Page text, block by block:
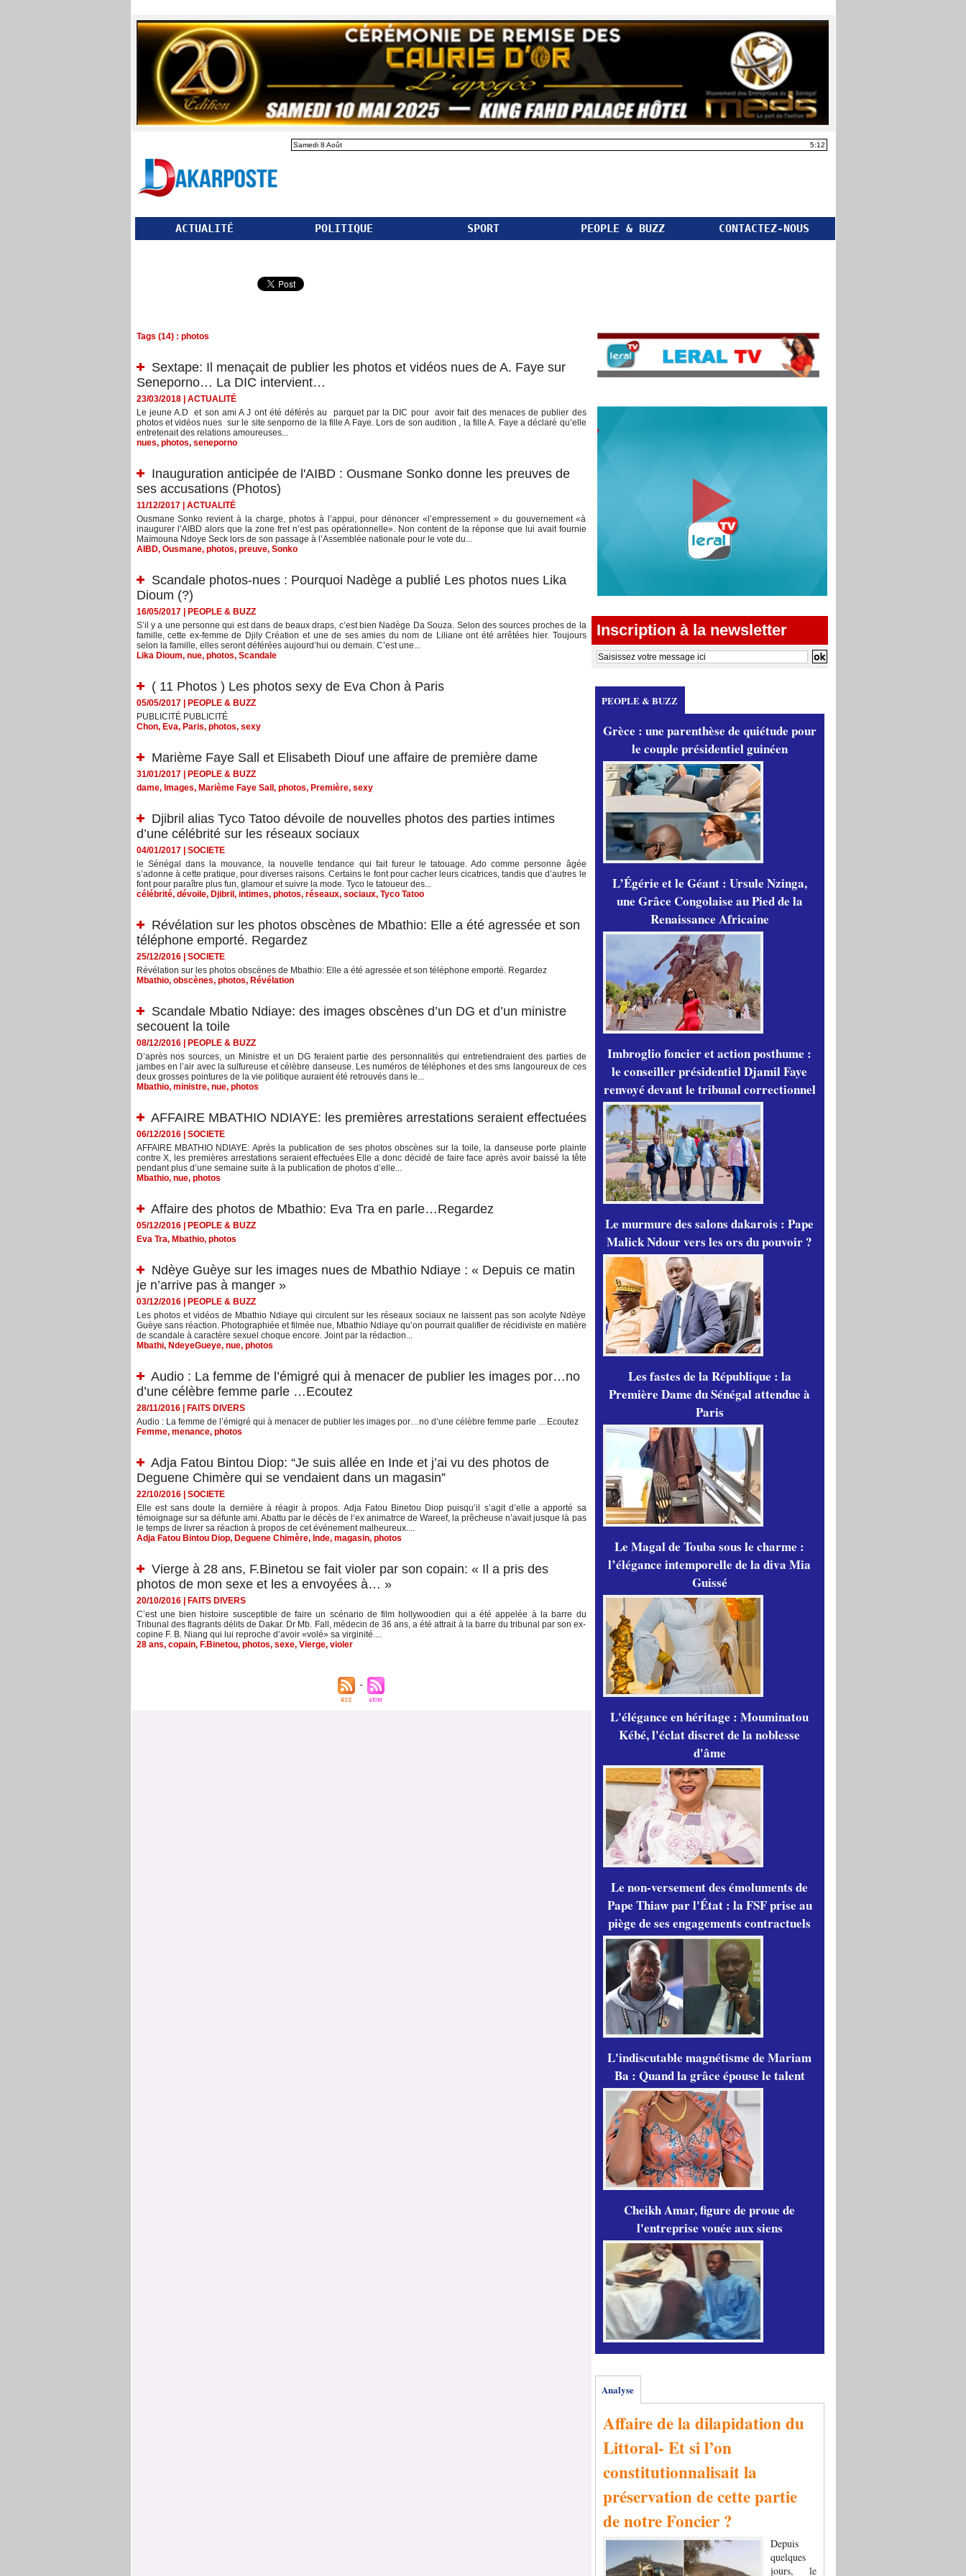
Samedi 8 Août 5:12
ACTUALITÉ POLITIQUE SPORT PEOPLE & BUZZ CONTACTEZ-NOUS
Tags (14) : photos
Sextape: Il menaçait de publier les photos et vidéos nues de A. Faye sur
Seneporno… La DIC intervient…
23/03/2018| ACTUALITÉ
Le jeune A.D et son ami A J ont été déférés au parquet par la DIC pour avoir fait des menaces de publier des
photos et vidéos nues sur le site senporno de la fille A Faye. Lors de son audition , la fille A. Faye a déclaré qu’elle
entretenait des relations amoureuses...
nues, photos, seneporno
Inauguration anticipée de l'AIBD : Ousmane Sonko donne les preuves de
ses accusations (Photos)
11/12/2017| ACTUALITÉ
Ousmane Sonko revient à la charge, photos à l’appui, pour dénoncer «l’empressement » du gouvernement «à
inaugurer l’AIBD alors que la zone fret n’est pas opérationnelle». Non content de la réponse que lui avait fournie
Maïmouna Ndoye Seck lors de son passage à l’Assemblée nationale pour le vote du...
AIBD, Ousmane, photos, preuve, Sonko
Scandale photos-nues : Pourquoi Nadège a publié Les photos nues Lika
Dioum (?)
16/05/2017|
PEOPLE & BUZZ
S’il y a une personne qui est dans de beaux draps, c’est bien Nadège Da Souza. Selon des sources proches de la
famille, cette ex-femme de Djily Création et une de ses amies du nom de Liliane ont été arrêtées hier. Toujours
selon la famille, elles seront déférées aujourd’hui ou demain. C’est une...
Lika Dioum, nue, photos, Scandale
( 11 Photos ) Les photos sexy de Eva Chon à Paris
05/05/2017|
PEOPLE & BUZZ
PUBLICITÉ PUBLICITÉ
Chon, Eva, Paris, photos, sexy
Marième Faye Sall et Elisabeth Diouf une affaire de première dame
31/01/2017|
PEOPLE & BUZZ
dame, Images, Marième Faye Sall , photos, Première, sexy
Djibril alias Tyco Tatoo dévoile de nouvelles photos des parties intimes
d’une célébrité sur les réseaux sociaux
04/01/2017| SOCIETE
le Sénégal dans la mouvance, la nouvelle tendance qui fait fureur le tatouage. Ado comme personne âgée
s’adonne à cette pratique, pour diverses raisons. Certains le font pour cacher leurs cicatrices, tandis que d’autres le
font pour paraître plus fun, glamour et suivre la mode. Tyco le tatoueur des...
célébrité, dévoile, Djibril , intimes, photos, réseaux, sociaux, Tyco Tatoo
Révélation sur les photos obscènes de Mbathio: Elle a été agressée et son
téléphone emporté. Regardez
25/12/2016| SOCIETE
Révélation sur les photos obscènes de Mbathio: Elle a été agressée et son téléphone emporté. Regardez
Mbathio, obscènes, photos, Révélation
Scandale Mbatio Ndiaye: des images obscènes d’un DG et d’un ministre
secouent la toile
08/12/2016|
PEOPLE & BUZZ
D’après nos sources, un Ministre et un DG feraient partie des personnalités qui entretiendraient des parties de
jambes en l’air avec la sulfureuse et célèbre danseuse. Les numéros de téléphones et des sms langoureux de ces
deux grosses pointures de la vie politique auraient été retrouvés dans le...
Mbathio, ministre, nue, photos
AFFAIRE MBATHIO NDIAYE: les premières arrestations seraient effectuées
06/12/2016| SOCIETE
AFFAIRE MBATHIO NDIAYE: Après la publication de ses photos obscènes sur la toile, la danseuse porte plainte
contre X, les premières arrestations seraient effectuées Elle a donc décidé de faire face après avoir baissé la tête
pendant plus d’une semaine suite à la publication de photos d’elle...
Mbathio, nue, photos
Affaire des photos de Mbathio: Eva Tra en parle…Regardez
05/12/2016|
PEOPLE & BUZZ
Eva Tra, Mbathio, photos
Ndèye Guèye sur les images nues de Mbathio Ndiaye : « Depuis ce matin
je n’arrive pas à manger »
03/12/2016|
PEOPLE & BUZZ
Les photos et vidéos de Mbathio Ndiaye qui circulent sur les réseaux sociaux ne laissent pas son acolyte Ndèye
Guèye sans réaction. Photographiée et filmée nue, Mbathio Ndiaye qu’on pourrait qualifier de récidiviste en matière
de scandale à caractère sexuel choque encore. Joint par la rédaction...
Mbathi, NdeyeGueye, nue, photos
Audio : La femme de l’émigré qui à menacer de publier les images por…no
d’une célèbre femme parle …Ecoutez
28/11/2016|
FAITS DIVERS
Audio : La femme de l’émigré qui à menacer de publier les images por…no d’une célèbre femme parle …Ecoutez
Femme, menance, photos
Adja Fatou Bintou Diop: “Je suis allée en Inde et j’ai vu des photos de
Deguene Chimère qui se vendaient dans un magasin”
22/10/2016| SOCIETE
Elle est sans doute la dernière à réagir à propos. Adja Fatou Binetou Diop puisqu’il s’agit d’elle a apporté sa
témoignage sur sa défunte ami. Abattu par le décès de l’ex animatrce de Wareef, la prêcheuse n’avait jusque là pas
le temps de livrer sa réaction à propos de cet événement malheureux....
Adja Fatou Bintou Diop, Deguene Chimère, Inde, magasin, photos
Vierge à 28 ans, F.Binetou se fait violer par son copain: « Il a pris des
photos de mon sexe et les a envoyées à… »
20/10/2016|
FAITS DIVERS
C’est une bien histoire susceptible de faire un scénario de film hollywoodien qui a été appelée à la barre du
Tribunal des flagrants délits de Dakar. Dr Mb. Fall, médecin de 36 ans, a été attrait à la barre du tribunal par son ex-
copine F. B. Niang qui lui reproche d’avoir «volé» sa virginité....
28 ans, copain, F.Binetou, photos, sexe, Vierge, violer
Inscription à la newsletter
PEOPLE & BUZZ
Grèce : une parenthèse de quiétude pour
le couple présidentiel guinéen
L’Égérie et le Géant : Ursule Nzinga,
une Grâce Congolaise au Pied de la
Renaissance Africaine
Imbroglio foncier et action posthume :
le conseiller présidentiel Djamil Faye
renvoyé devant le tribunal correctionnel
Le murmure des salons dakarois : Pape
Malick Ndour vers les ors du pouvoir ?
Les fastes de la République : la
Première Dame du Sénégal attendue à
Paris
Le Magal de Touba sous le charme :
l’élégance intemporelle de la diva Mia
Guissé
L'élégance en héritage : Mouminatou
Kébé, l'éclat discret de la noblesse
d'âme
Le non-versement des émoluments de
Pape Thiaw par l'État : la FSF prise au
piège de ses engagements contractuels
L'indiscutable magnétisme de Mariam
Ba : Quand la grâce épouse le talent
Cheikh Amar, figure de proue de
l'entreprise vouée aux siens
Analyse
Affaire de la dilapidation du
Littoral- Et si l’on
constitutionnalisait la
préservation de cette partie
de notre Foncier ?
Depuis
quelques
jours, le